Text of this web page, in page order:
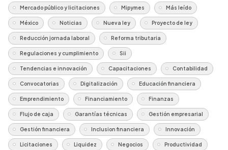
Mercado público y licitaciones Mipymes Más leído
México Noticias Nueva ley Proyecto de ley
Reducción jornada laboral Reforma tributaria
Regulaciones y cumplimiento Sii
Tendencias e innovación Capacitaciones Contabilidad
Convocatorias Digitalización Educación financiera
Emprendimiento Financiamiento Finanzas
Flujo de caja Garantías técnicas Gestión empresarial
Gestión financiera Inclusion financiera Innovación
Licitaciones Liquidez Negocios Productividad